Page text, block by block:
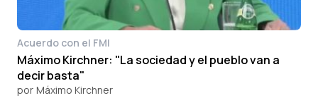
Acuerdo con el FMI
Máximo Kirchner: "La sociedad y el pueblo van a
decir basta"
por Máximo Kirchner